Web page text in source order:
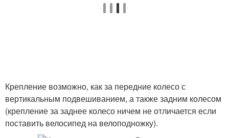
Крепление возможно, как за передние колесо с
вертикальным подвешиванием, а также задним колесом
(крепление за заднее колесо ничем не отличается если
поставить велосипед на велоподножку).